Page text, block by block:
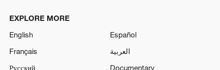
EXPLORE MORE
English
Español
Français
العربية
Русский
Documentary